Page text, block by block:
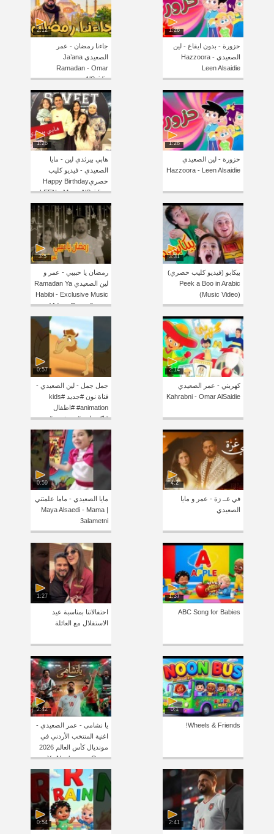
1:26
حزورة - بدون ايقاع - لين
الصعيدي Hazzoora -
Leen Alsaidie
2:12
جاءنا رمضان - عمر
الصعيدي Ja’ana
Ramadan - Omar
AlSaidie
1:28
حزورة - لين الصعيدي
Hazzoora - Leen Alsaidie
1:26
هابي بيرثدي لين - مايا
الصعيدي - فيديو كليب
حصريHappy Birthday
LEEN - Maya AlSaidie -
Exclusive Clip
3:31
بيكابو (فيديو كليب حصري)
Peek a Boo in Arabic
(Music Video)
3:5
رمضان يا حبيبي - عمر و
لين الصعيدي Ramadan Ya
Habibi - Exclusive Music
Video- Omar &amp;
Leen AlSaidie
2:14
كهربني - عمر الصعيدي
Kahrabni - Omar AlSaidie
0:57
جمل جمل - لين الصعيدي -
قناة نون #جديد #kids
#animation #اطفال
#اكسبلور #cartoon #ترند
4:2
في غــ زة - عمر و مايا
الصعيدي
0:59
مايا الصعيدي - ماما علمتني
| Maya Alsaedi - Mama
3alametni
1:37
ABC Song for Babies
1:27
احتفالاتنا بمناسبة عيد
الاستقلال مع العائلة
0:1
Wheels & Friends!
2:42
يا نشامى - عمر الصعيدي -
اغنية المنتخب الأردني في
مونديال كأس العالم 2026
Ya Nashama - Omar
Alsaidie
2:41
0:54